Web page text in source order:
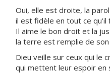
Oui, elle est droite, la
il est fidèle en tout ce qu’il
Il aime le bon droit et la
la terre est remplie de son
Dieu veille sur ceux qui le
qui mettent leur espoir en